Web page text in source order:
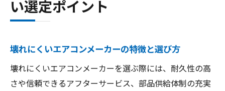
い選定ポイント
壊れにくいエアコンメーカーの特徴と選び方
壊れにくいエアコンメーカーを選ぶ際には、耐久性の高
さや信頼できるアフターサービス、部品供給体制の充実